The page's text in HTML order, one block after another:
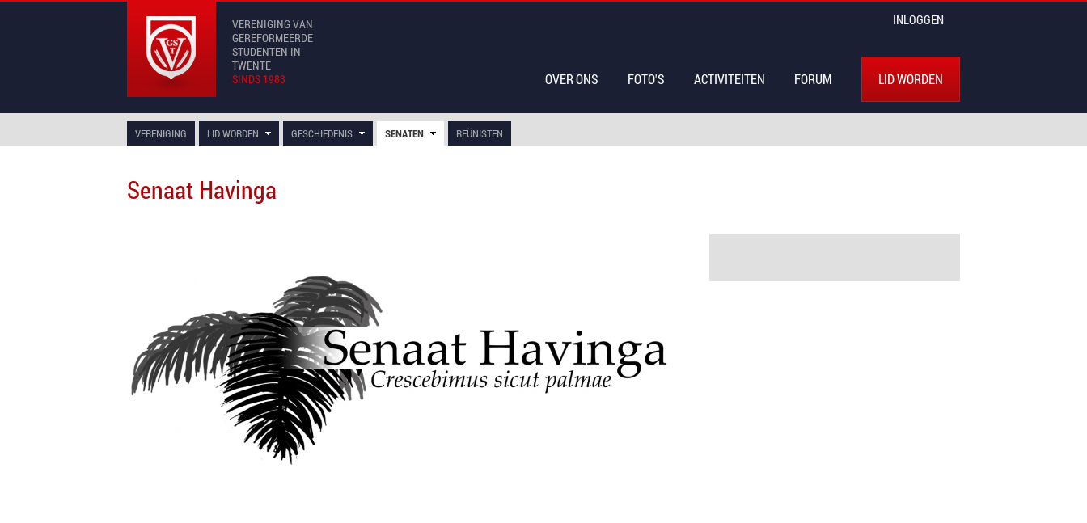
VERENIGING VAN
GEREFORMEERDE
STUDENTEN IN
TWENTE
SINDS 1983
INLOGGEN
OVER ONS FOTO'S ACTIVITEITEN FORUM LID WORDEN
VERENIGING LID WORDEN GESCHIEDENIS SENATEN REÜNISTEN
Senaat Havinga